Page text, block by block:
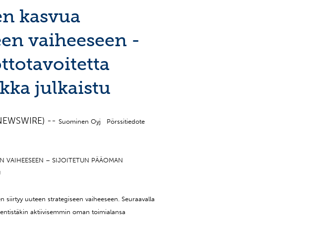
kasvua
vaiheeseen -
julkaistu
-- Suominen Oyj Pörssitiedote
VAIHEESEEN – SIJOITETUN PÄÄOMAN
uuteen strategiseen vaiheeseen. Seuraavalla
aktiivisemmin oman toimialansa